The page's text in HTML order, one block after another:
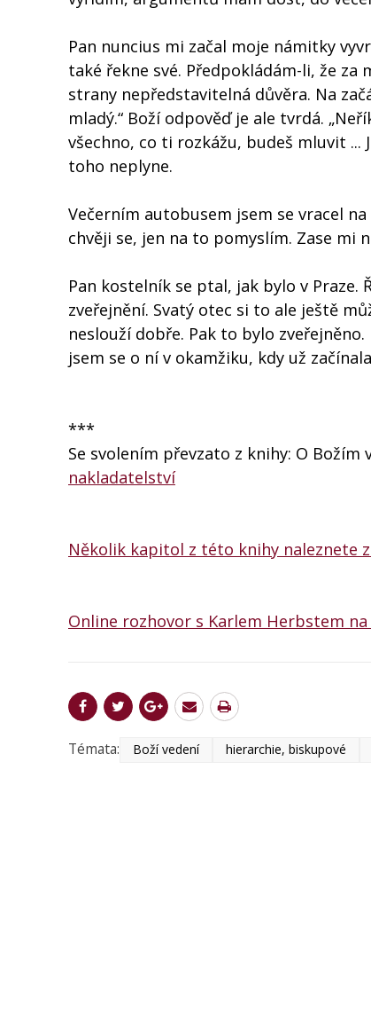
Pan nuncius mi začal moje námitky
také řekne své. Předpokládám-li, že
strany nepředstavitelná důvěra. Na
mladý.“ Boží odpověď je ale tvrdá.
všechno, co ti rozkážu, budeš mluvit ...
toho neplyne.
Večerním autobusem jsem se vracel
chvěji se, jen na to pomyslím. Zase mi
Pan kostelník se ptal, jak bylo v Praze.
zveřejnění. Svatý otec si to ale ještě
neslouží dobře. Pak to bylo
jsem se o ní v okamžiku, kdy už
***
Se svolením převzato z knihy: O
nakladatelství
Několik kapitol z této knihy naleznete
Online rozhovor s Karlem Herbstem
Témata: Boží vedení hierarchie, biskupové